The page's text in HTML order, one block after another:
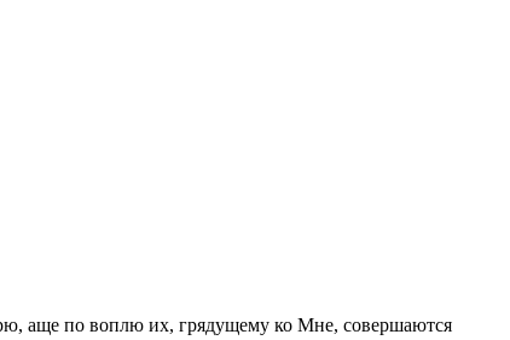
аще по воплю их, грядущему ко Мне, совершаются